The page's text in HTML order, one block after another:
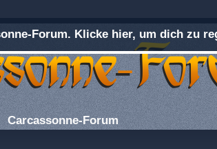
Forum. Klicke hier, um dich zu
Carcassonne-Forum